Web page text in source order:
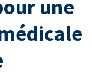
une